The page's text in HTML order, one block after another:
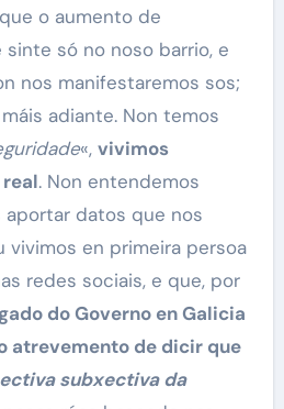
o aumento de
só no noso barrio, e
nos manifestaremos sos;
adiante. Non temos
«, vivimos
. Non entendemos
datos que nos
vivimos en primeira persoa
redes sociais, e que, por
do Governo en Galicia
atrevemento de dicir que
subxectiva da